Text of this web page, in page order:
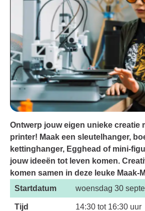
Ontwerp jouw eigen unieke creatie
printer! Maak een sleutelhanger,
kettinghanger, Egghead of mini-
jouw ideeën tot leven komen.
komen samen in deze leuke Maak-
Startdatum
woensdag 30
Tijd 14:30 tot 16:30 uur